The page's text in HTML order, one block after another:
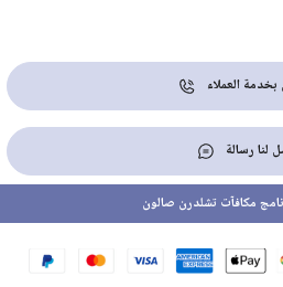
بخدمة العملاء
لنا رسالة
مكافآت تشلدرن صالون